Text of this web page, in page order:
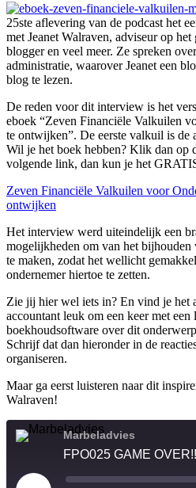
25ste aflevering van de podcast het
met Jeanet Walraven, adviseur op
blogger en veel meer. Ze spreken
administratie, waarover Jeanet een
blog te lezen.
De reden voor dit interview is het
eboek “Zeven Financiële Valkuilen
te ontwijken”. De eerste valkuil is
Wil je het boek hebben? Klik dan op
volgende link, dan kun je het
Zeven Financiële Valkuilen voor
ontwijken
Het interview werd uiteindelijk een
mogelijkheden om van het bijhouden
te maken, zodat het wellicht
ondernemer hiertoe te zetten.
Zie jij hier wel iets in? En vind je het
accountant leuk om een keer met een
boekhoudsoftware over dit
Schrijf dat dan hieronder in de
organiseren.
Maar ga eerst luisteren naar dit
Walraven!
Marbeladvies